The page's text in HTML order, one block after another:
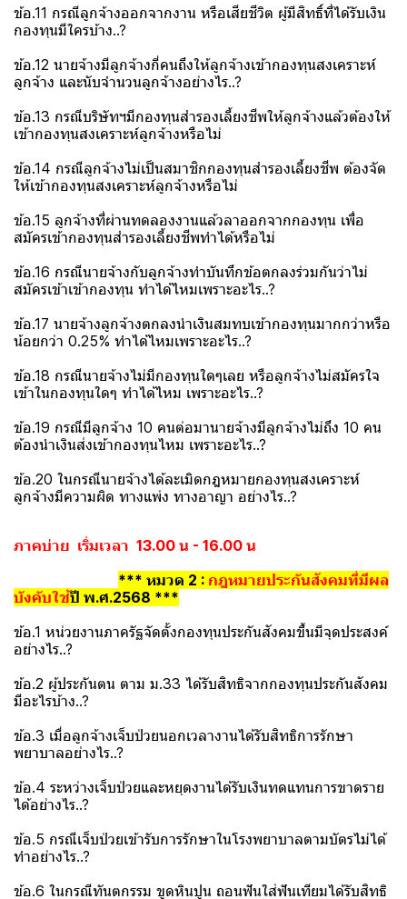
ข้อ.11 กรณีลูกจ้างออกจากงาน หรือเสียชีวิต ผู้มีสิทธิ์ที่ได้รับเงิน
กองทุนมีใครบ้าง..?
ข้อ.12 นายจ้างมีลูกจ้างกี่คนถึงให้ลูกจ้างเข้ากองทุนสงเคราะห์
ลูกจ้าง และนับจำนวนลูกจ้างอย่างไร..?
ข้อ.13 กรณีบริษัทฯมีกองทุนสำรองเลี้ยงชีพให้ลูกจ้างแล้วต้องให้
เข้ากองทุนสงเคราะห์ลูกจ้างหรือไม่
ข้อ.14 กรณีลูกจ้างไม่เป็นสมาชิกกองทุนสำรองเลี้ยงชีพ ต้องจัด
ให้เข้ากองทุนสงเคราะห์ลูกจ้างหรือไม่
ข้อ.15 ลูกจ้างที่ผ่านทดลองงานแล้วลาออกจากกองทุน เพื่อ
สมัครเข้ากองทุนสำรองเลี้ยงชีพทำได้หรือไม่
ข้อ.16 กรณีนายจ้างกับลูกจ้างทำบันทึกข้อตกลงร่วมกันว่าไม่
สมัครเข้าเข้ากองทุน ทำได้ไหมเพราะอะไร..?
ข้อ.17 นายจ้างลูกจ้างตกลงนำเงินสมทบเข้ากองทุนมากกว่าหรือ
น้อยกว่า 0.25% ทำได้ไหมเพราะอะไร..?
ข้อ.18 กรณีนายจ้างไม่มีกองทุนใดๆเลย หรือลูกจ้างไม่สมัครใจ
เข้าในกองทุนใดๆ ทำได้ไหม เพราะอะไร..?
ข้อ.19 กรณีมีลูกจ้าง 10 คนต่อมานายจ้างมีลูกจ้างไม่ถึง 10 คน
ต้องนำเงินส่งเข้ากองทุนไหม เพราะอะไร..?
ข้อ.20 ในกรณีนายจ้างได้ละเมิดกฎหมายกองทุนสงเคราะห์
ลูกจ้างมีความผิด ทางแพ่ง ทางอาญา อย่างไร..?
ภาคบ่าย เริ่มเวลา 13.00 น - 16.00 น
*** หมวด 2 : กฎหมายประกันสังคมที่มีผล
บังคับใช้ปี พ.ศ.2568 ***
ข้อ.1 หน่วยงานภาครัฐจัดตั้งกองทุนประกันสังคมขึ้นมีจุดประสงค์
อย่างไร..?
ข้อ.2 ผู้ประกันตน ตาม ม.33 ได้รับสิทธิจากกองทุนประกันสังคม
มีอะไรบ้าง..?
ข้อ.3 เมื่อลูกจ้างเจ็บป่วยนอกเวลางานได้รับสิทธิการรักษา
พยาบาลอย่างไร..?
ข้อ.4 ระหว่างเจ็บป่วยและหยุดงานได้รับเงินทดแทนการขาดราย
ได้อย่างไร..?
ข้อ.5 กรณีเจ็บป่วยเข้ารับการรักษาในโรงพยาบาลตามบัตรไม่ได้
ทำอย่างไร..?
ข้อ.6 ในกรณีทันตกรรม ขูดหินปูน ถอนฟันใส่ฟันเทียมได้รับสิทธิ